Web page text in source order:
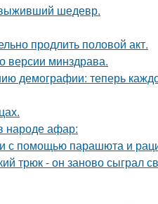
шедевр.
продлить половой акт.
версии минздрава.
демографии: теперь
народе афар:
с помощью парашюта и
трюк - он заново сыграл